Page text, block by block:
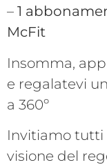
– 1
McFit
Insomma,
e regalatevi
a 360º
Invitiamo tutti
visione del